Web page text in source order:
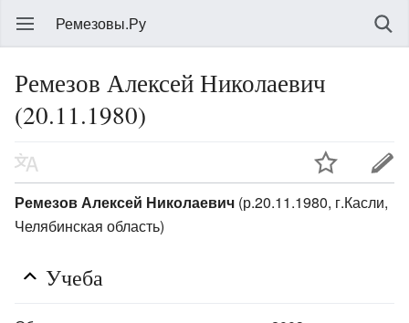
Ремезовы.Ру
Ремезов Алексей Николаевич
(20.11.1980)
Ремезов Алексей Николаевич (р.20.11.1980, г.Касли,
Челябинская область)
Учеба